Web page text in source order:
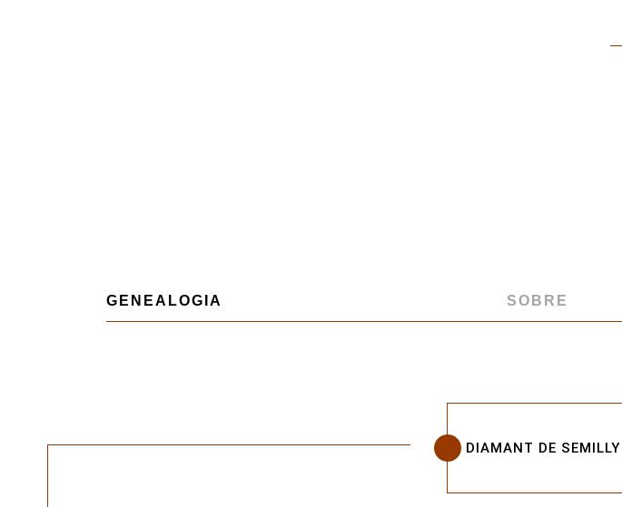
GENEALOGIA SOBRE
DIAMANT DE SEMILLY